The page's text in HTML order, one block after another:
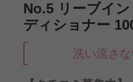
No.5 リーブイ
ディショナー
洗い流さ